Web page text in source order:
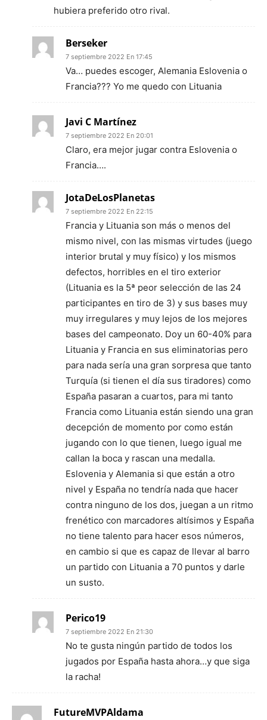
hubiera preferido otro rival.
Berseker
7 septiembre 2022 En 17:45
Va… puedes escoger, Alemania Eslovenia o
Francia??? Yo me quedo con Lituania
Javi C Martínez
7 septiembre 2022 En 20:01
Claro, era mejor jugar contra Eslovenia o
Francia….
JotaDeLosPlanetas
7 septiembre 2022 En 22:15
Francia y Lituania son más o menos del
mismo nivel, con las mismas virtudes (juego
interior brutal y muy físico) y los mismos
defectos, horribles en el tiro exterior
(Lituania es la 5ª peor selección de las 24
participantes en tiro de 3) y sus bases muy
muy irregulares y muy lejos de los mejores
bases del campeonato. Doy un 60-40% para
Lituania y Francia en sus eliminatorias pero
para nada sería una gran sorpresa que tanto
Turquía (si tienen el día sus tiradores) como
España pasaran a cuartos, para mi tanto
Francia como Lituania están siendo una gran
decepción de momento por como están
jugando con lo que tienen, luego igual me
callan la boca y rascan una medalla.
Eslovenia y Alemania si que están a otro
nivel y España no tendría nada que hacer
contra ninguno de los dos, juegan a un ritmo
frenético con marcadores altísimos y España
no tiene talento para hacer esos números,
en cambio si que es capaz de llevar al barro
un partido con Lituania a 70 puntos y darle
un susto.
Perico19
7 septiembre 2022 En 21:30
No te gusta ningún partido de todos los
jugados por España hasta ahora…y que siga
la racha!
FutureMVPAldama